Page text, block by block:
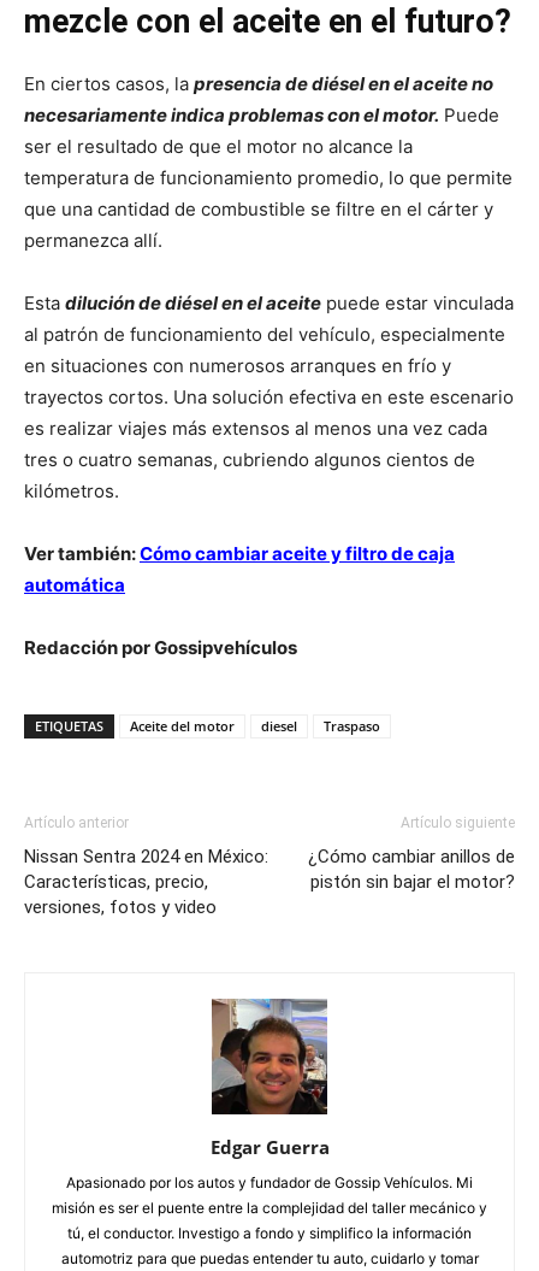
mezcle con el aceite en el futuro?
En ciertos casos, la presencia de diésel en el aceite no
necesariamente indica problemas con el motor. Puede
ser el resultado de que el motor no alcance la
temperatura de funcionamiento promedio, lo que permite
que una cantidad de combustible se filtre en el cárter y
permanezca allí.
Esta dilución de diésel en el aceite puede estar vinculada
al patrón de funcionamiento del vehículo, especialmente
en situaciones con numerosos arranques en frío y
trayectos cortos. Una solución efectiva en este escenario
es realizar viajes más extensos al menos una vez cada
tres o cuatro semanas, cubriendo algunos cientos de
kilómetros.
Ver también:Cómo cambiar aceite y filtro de caja
automática
Redacción por Gossipvehículos
ETIQUETAS Aceite del motor diesel Traspaso
Artículo anterior
Nissan Sentra 2024 en México:
Características, precio,
versiones, fotos y video
Artículo siguiente
¿Cómo cambiar anillos de
pistón sin bajar el motor?
Edgar Guerra
Apasionado por los autos y fundador de Gossip Vehículos. Mi
misión es ser el puente entre la complejidad del taller mecánico y
tú, el conductor. Investigo a fondo y simplifico la información
automotriz para que puedas entender tu auto, cuidarlo y tomar